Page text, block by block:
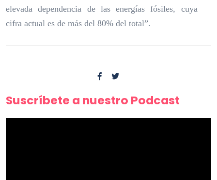
elevada dependencia de las energías fósiles, cuya
cifra actual es de más del 80% del total”.
Suscríbete a nuestro Podcast